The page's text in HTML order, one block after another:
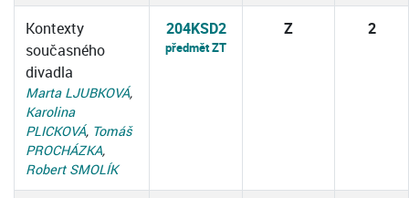
Kontexty
současného
divadla
Marta LJUBKOVÁ,
Karolina
PLICKOVÁ, Tomáš
PROCHÁZKA,
Robert SMOLÍK
204KSD2
předmět ZT
Z 2